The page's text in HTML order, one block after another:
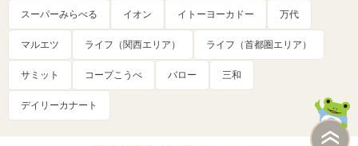
スーパーみらべる イオン イトーヨーカドー 万代
マルエツ ライフ（関西エリア） ライフ（首都圏エリア）
サミット コープこうべ バロー 三和
デイリーカナート